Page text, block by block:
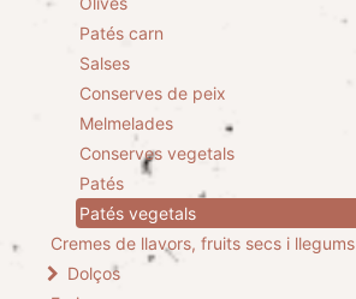
Patés carn
Salses
Conserves de peix
Melmelades
Conserves vegetals
Patés
Patés vegetals
Cremes de llavors, fruits secs i llegums
Dolços